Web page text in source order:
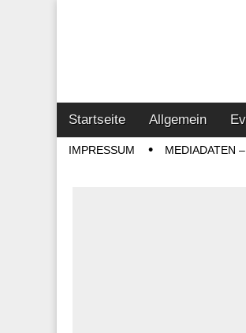
Main
menu
Skip
to
content
Startseite Allgemein
SubIMPRESSUM MEDIADATEN